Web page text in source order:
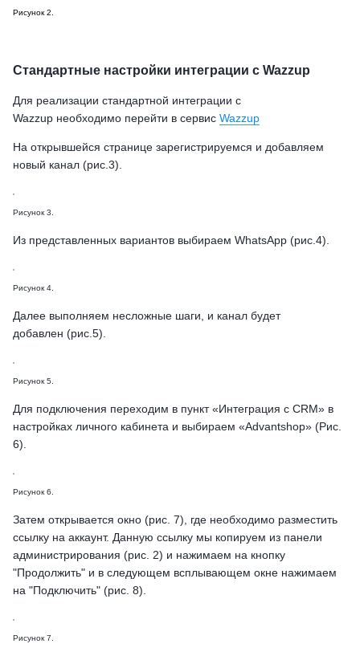
Рисунок 2.
Стандартные настройки интеграции с Wazzup
Для реализации стандартной интеграции с
Wazzup необходимо перейти в сервис Wazzup
На открывшейся странице зарегистрируемся и добавляем
новый канал (рис.3).
Рисунок 3.
Из представленных вариантов выбираем WhatsApp (рис.4).
Рисунок 4.
Далее выполняем несложные шаги, и канал будет
добавлен (рис.5).
Рисунок 5.
Для подключения переходим в пункт «Интеграция с CRM» в
настройках личного кабинета и выбираем «Advantshop» (Рис.
6).
Рисунок 6.
Затем открывается окно (рис. 7), где необходимо разместить
ссылку на аккаунт. Данную ссылку мы копируем из панели
администрирования (рис. 2) и нажимаем на кнопку
"Продолжить" и в следующем всплывающем окне нажимаем
на "Подключить" (рис. 8).
Рисунок 7.